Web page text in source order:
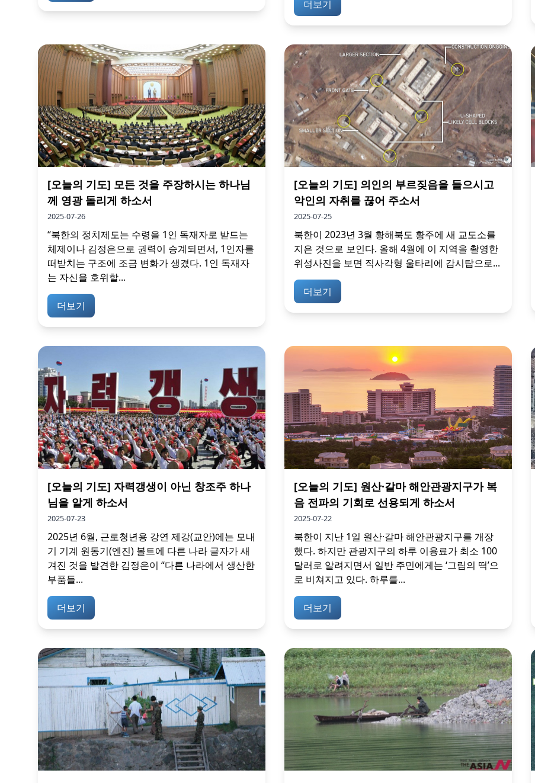
더보기
[오늘의 기도] 모든 것을 주장하시는 하나님
께 영광 돌리게 하소서
2025-07-26
“북한의 정치제도는 수령을 1인 독재자로 받드는
체제이나 김정은으로 권력이 승계되면서, 1인자를
떠받치는 구조에 조금 변화가 생겼다. 1인 독재자
는 자신을 호위할...
더보기
[오늘의 기도] 의인의 부르짖음을 들으시고
악인의 자취를 끊어 주소서
2025-07-25
북한이 2023년 3월 황해북도 황주에 새 교도소를
지은 것으로 보인다. 올해 4월에 이 지역을 촬영한
위성사진을 보면 직사각형 울타리에 감시탑으로...
더보기
[오늘의 기도] 자력갱생이 아닌 창조주 하나
님을 알게 하소서
2025-07-23
2025년 6월, 근로청년용 강연 제강(교안)에는 모내
기 기계 원동기(엔진) 볼트에 다른 나라 글자가 새
겨진 것을 발견한 김정은이 “다른 나라에서 생산한
부품들...
더보기
[오늘의 기도] 원산·갈마 해안관광지구가 복
음 전파의 기회로 선용되게 하소서
2025-07-22
북한이 지난 1일 원산·갈마 해안관광지구를 개장
했다. 하지만 관광지구의 하루 이용료가 최소 100
달러로 알려지면서 일반 주민에게는 ‘그림의 떡’으
로 비쳐지고 있다. 하루를...
더보기